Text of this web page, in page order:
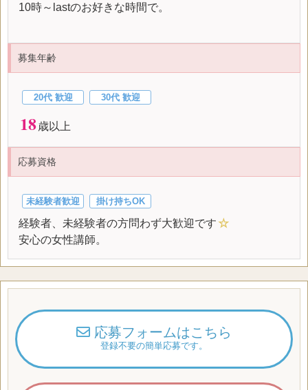
10時～lastのお好きな時間で。
募集年齢
20代 歓迎 30代 歓迎
18歳以上
応募資格
未経験者歓迎 掛け持ちOK
経験者、未経験者の方問わず大歓迎です☆
安心の女性講師。
応募フォームはこちら
登録不要の簡単応募です。